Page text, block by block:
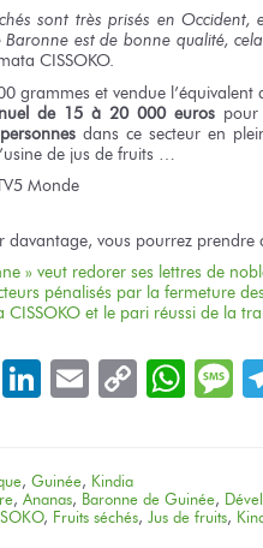
sont très prisés en
Baronne est de bonne qualité,
CISSOKO.
grammes et vendue
de 15 à 20 000 euros pour
dans ce secteur en
de jus de fruits …
Monde
davantage, vous pourrez prendre
» veut redorer ses lettres de
pénalisés par la fermeture
CISSOKO et le pari réussi de la
X LinkedIn
EmailCopy
, Guinée, Kindia
, Ananas, Baronne de Guinée,
, Fruits séchés, Jus de fruits,